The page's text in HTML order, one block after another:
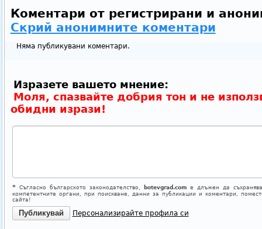
Коментари от регистрирани и
Скрий анонимните коментари
Няма публикувани коментари.
Изразете вашето мнение:
Моля, спазвайте добрия тон и не
обидни изрази!
*Съгласно българското законодателство, botevgrad.comе длъжен да
компетентните органи, при поискване, данни за публикации и коментари,
сайта!
Персонализирайте профила си